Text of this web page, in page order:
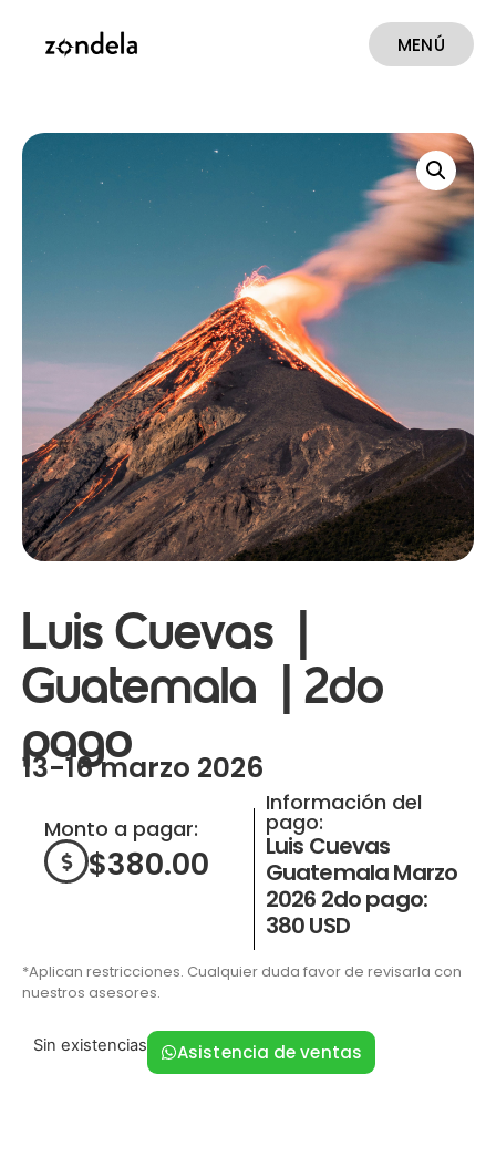
MENÚ
Luis Cuevas |
Guatemala | 2do
pago
13-16 marzo 2026
Monto a pagar:
$380.00
Información del
pago:
Luis Cuevas
Guatemala Marzo
2026 2do pago:
380 USD
*Aplican restricciones. Cualquier duda favor de revisarla con
nuestros asesores.
Sin existencias Asistencia de ventas